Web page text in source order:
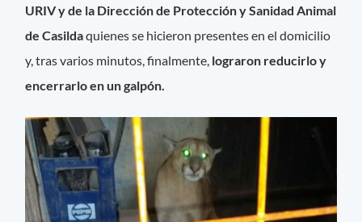
URIV y de la Dirección de Protección y Sanidad Animal
de Casildaquienes se hicieron presentes en el domicilio
y, tras varios minutos, finalmente, lograron reducirlo y
encerrarlo en un galpón.